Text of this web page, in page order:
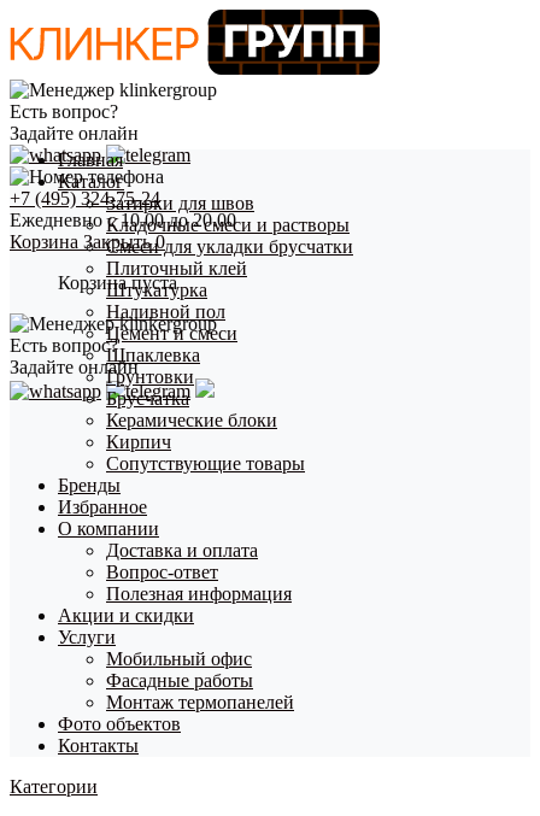
Есть вопрос?
Задайте онлайн
+7 (495) 324-75-24
Ежедневно с 10.00 до 20.00
Корзина Закрыть 0
Корзина пуста
Есть вопрос?
Задайте онлайн
Главная
Каталог
Затирки для швов
Кладочные смеси и растворы
Смеси для укладки брусчатки
Плиточный клей
Штукатурка
Наливной пол
Цемент и смеси
Шпаклевка
Грунтовки
Брусчатка
Керамические блоки
Кирпич
Сопутствующие товары
Бренды
Избранное
О компании
Доставка и оплата
Вопрос-ответ
Полезная информация
Акции и скидки
Услуги
Мобильный офис
Фасадные работы
Монтаж термопанелей
Фото объектов
Контакты
Категории